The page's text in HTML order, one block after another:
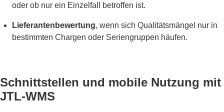
oder ob nur ein Einzelfall betroffen ist.
Lieferantenbewertung, wenn sich Qualitätsmängel nur in
bestimmten Chargen oder Seriengruppen häufen.
Schnittstellen und mobile Nutzung mit
JTL-WMS